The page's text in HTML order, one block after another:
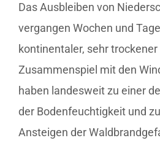
Das Ausbleiben von
vergangen Wochen und
kontinentaler, sehr
Zusammenspiel mit den
haben landesweit zu einer
der Bodenfeuchtigkeit und
Ansteigen der